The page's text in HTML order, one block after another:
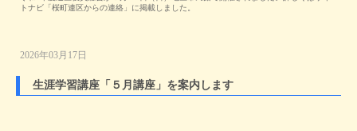
トナビ「桜町連区からの連絡」に掲載しました。
2026年03月17日
生涯学習講座「５月講座」を案内します